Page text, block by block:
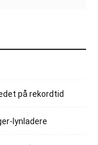
på rekordtid
lynladere